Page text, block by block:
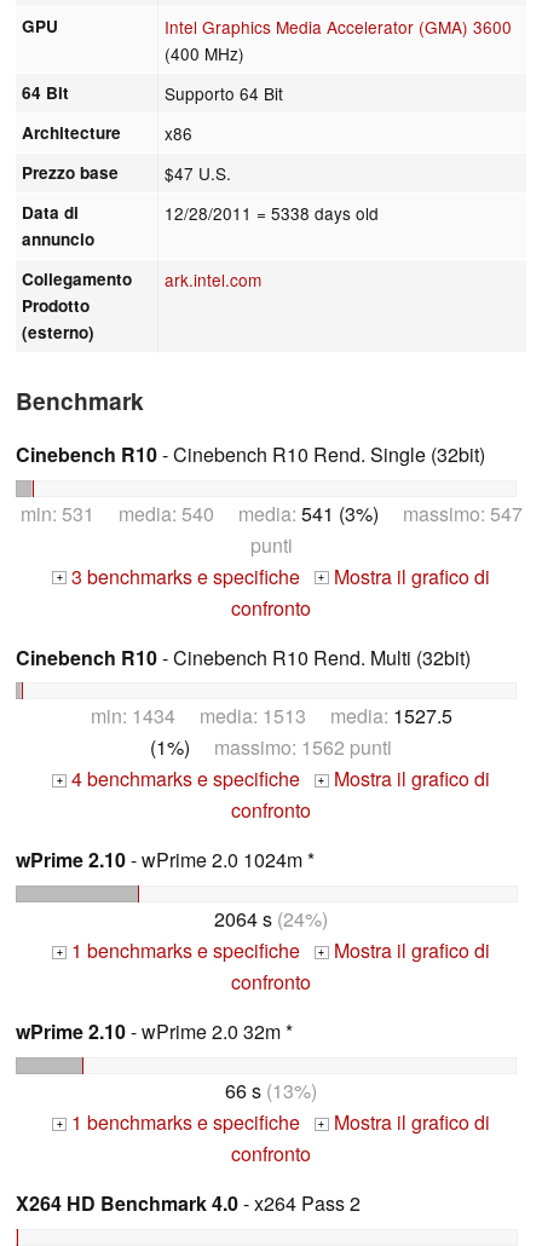
GPU
Intel Graphics Media Accelerator (GMA) 3600
(400 MHz)
64 Bit Supporto 64 Bit
Architecture x86
Prezzo base $47 U.S.
Data di
annuncio
12/28/2011 = 5338 days old
Collegamento
Prodotto
(esterno)
ark.intel.com
Benchmark
Cinebench R10- Cinebench R10 Rend. Single (32bit)
min: 531 media: 540 media: 541 (3%) massimo: 547
punti
+ 3 benchmarks e specifiche + Mostra il grafico di
confronto
Cinebench R10- Cinebench R10 Rend. Multi (32bit)
min: 1434 media: 1513 media: 1527.5
(1%) massimo: 1562 punti
+ 4 benchmarks e specifiche + Mostra il grafico di
confronto
wPrime 2.10- wPrime 2.0 1024m *
2064 s (24%)
+ 1 benchmarks e specifiche + Mostra il grafico di
confronto
wPrime 2.10- wPrime 2.0 32m *
66 s (13%)
+ 1 benchmarks e specifiche + Mostra il grafico di
confronto
X264 HD Benchmark 4.0- x264 Pass 2